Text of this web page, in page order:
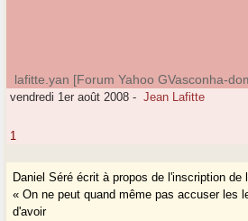
lafitte.yan [Forum Yahoo GVasconha-
vendredi 1er août 2008 - Jean Lafitte
1
Daniel Séré écrit à propos de l'inscription de
« On ne peut quand même pas accuser les
d'avoir